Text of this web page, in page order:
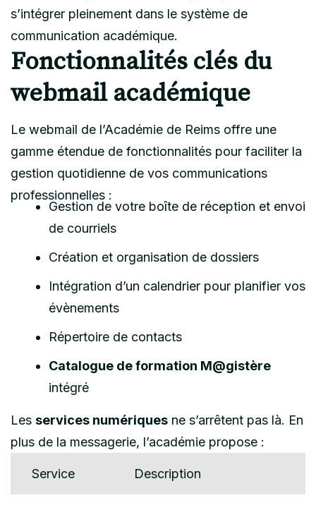
s’intégrer pleinement dans le système de
communication académique.
Fonctionnalités clés du
webmail académique
Le webmail de l’Académie de Reims offre une
gamme étendue de fonctionnalités pour faciliter la
gestion quotidienne de vos communications
professionnelles :
Gestion de votre boîte de réception et envoi
de courriels
Création et organisation de dossiers
Intégration d’un calendrier pour planifier vos
évènements
Répertoire de contacts
Catalogue de formation M@gistère
intégré
Les services numériques ne s’arrêtent pas là. En
plus de la messagerie, l’académie propose :
Service Description